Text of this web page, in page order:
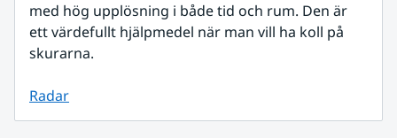
med hög upplösning i både tid och rum. Den är
ett värdefullt hjälpmedel när man vill ha koll på
skurarna.
Radar